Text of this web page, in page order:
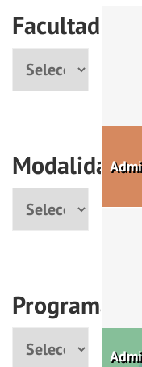
Facultad
Modalidad
Programas